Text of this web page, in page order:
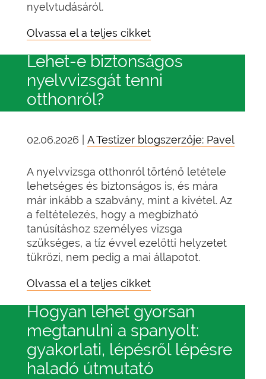
nyelvtudásáról.
Olvassa el a teljes cikket
Lehet-e biztonságos
nyelvvizsgát tenni
otthonról?
02.06.2026 | A Testizer blogszerzője: Pavel
A nyelvvizsga otthonról történő letétele
lehetséges és biztonságos is, és mára
már inkább a szabvány, mint a kivétel. Az
a feltételezés, hogy a megbízható
tanúsításhoz személyes vizsga
szükséges, a tíz évvel ezelőtti helyzetet
tükrözi, nem pedig a mai állapotot.
Olvassa el a teljes cikket
Hogyan lehet gyorsan
megtanulni a spanyolt:
gyakorlati, lépésről lépésre
haladó útmutató